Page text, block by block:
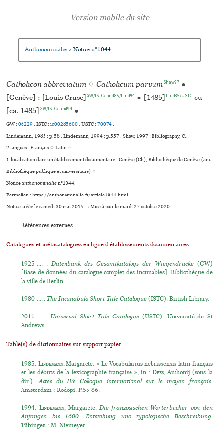
Anthonominalie > Notice n°1044
Catholicon abbreviatum ♢Catholicum parvumShaw97 ●
[Genève] : [Louis Cruse] GW/ISTC/Lind85/Lind94 ● [1485] Lind85/USTC ou
[ca. 1485] GW/ISTC/Lind94 ●
GW :06229. ISTC :ic00285600.USTC :70074.
Lindemann, 1985 : p.58 . Lindemann, 1994 : p.557 . Shaw, 1997 : Bibliography, C..
2 langues :Français ♢Latin ♢
1 localisation dans un établissement documentaire : Genève (Ch), Bibliothèque de Genève (anc.
Bibliothèque publi­que et uni­ver­si­taire) ♢
Noticeanthonominalien°1044.
Permalien : https://anthonominalie.fr/article1044.html
Notice créée le samedi 30 mai 2015 → Mise à jour le mardi 27 octobre 2020
Références externes
Catalogues et métacatalogues en ligne d'établissements documentaires
1925-.... .Datenbank des Gesamtkatalogs der Wiegendrucke (GW)
[Base de données du catalogue complet des incunables]. Bibliothèque de
la ville de Berlin.
1980-.... .The Incunabula Short-Title Catalogue (ISTC). British Library.
2011-.... . Universal Short Title Catalogue(USTC). Université de St
Andrews.
Table(s) de dictionnaires sur support papier
1985. Lindemann, Margarete. « Le Vocabularius nebrissensis latin-français
et les débuts de la lexicographie française », in : Dees, Anthonij (sous la
dir.).Actes du IVe Colloque international sur le moyen français.
Amsterdam : Rodopi. P.55-86.
1994.Lindemann, Margarete.Die französischen Wörterbücher von den
Anfängen bis 1600. Entstehung und typologische Beschreibung.
Tübingen : M. Niemeyer.